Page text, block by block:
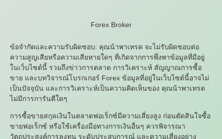
Forex Broker
ข้อจำกัดและความรับผิดชอบ: คุณน้าพาเทรด จะไม่รับผิดชอบต่อ
ความสูญเสียหรือความเสียหายใดๆ ที่เกิดจากการพึ่งพาข้อมูลที่มีอยู่
ในเว็บไซต์นี้ รวมถึงข่าวการตลาด การวิเคราะห์ สัญญาณการซื้อ
ขาย และบทวิจารณ์โบรกเกอร์ Forex ข้อมูลที่อยู่ในเว็บไซต์นี้อาจไม่
เป็นปัจจุบัน และการวิเคราะห์เป็นความคิดเห็นของ คุณน้าพาเทรด
ไม่มีการการันตีใดๆ
การซื้อขายสกุลเงินในตลาดฟอเร็กซ์มีความเสี่ยงสูง ก่อนตัดสินใจซื้อ
ขายฟอเร็กซ์ หรือใช้เครื่องมือทางการเงินอื่นๆ ควรพิจารณา
วัตถุประสงค์การลงทุน ระดับประสบการณ์ และความเสี่ยงอย่าง